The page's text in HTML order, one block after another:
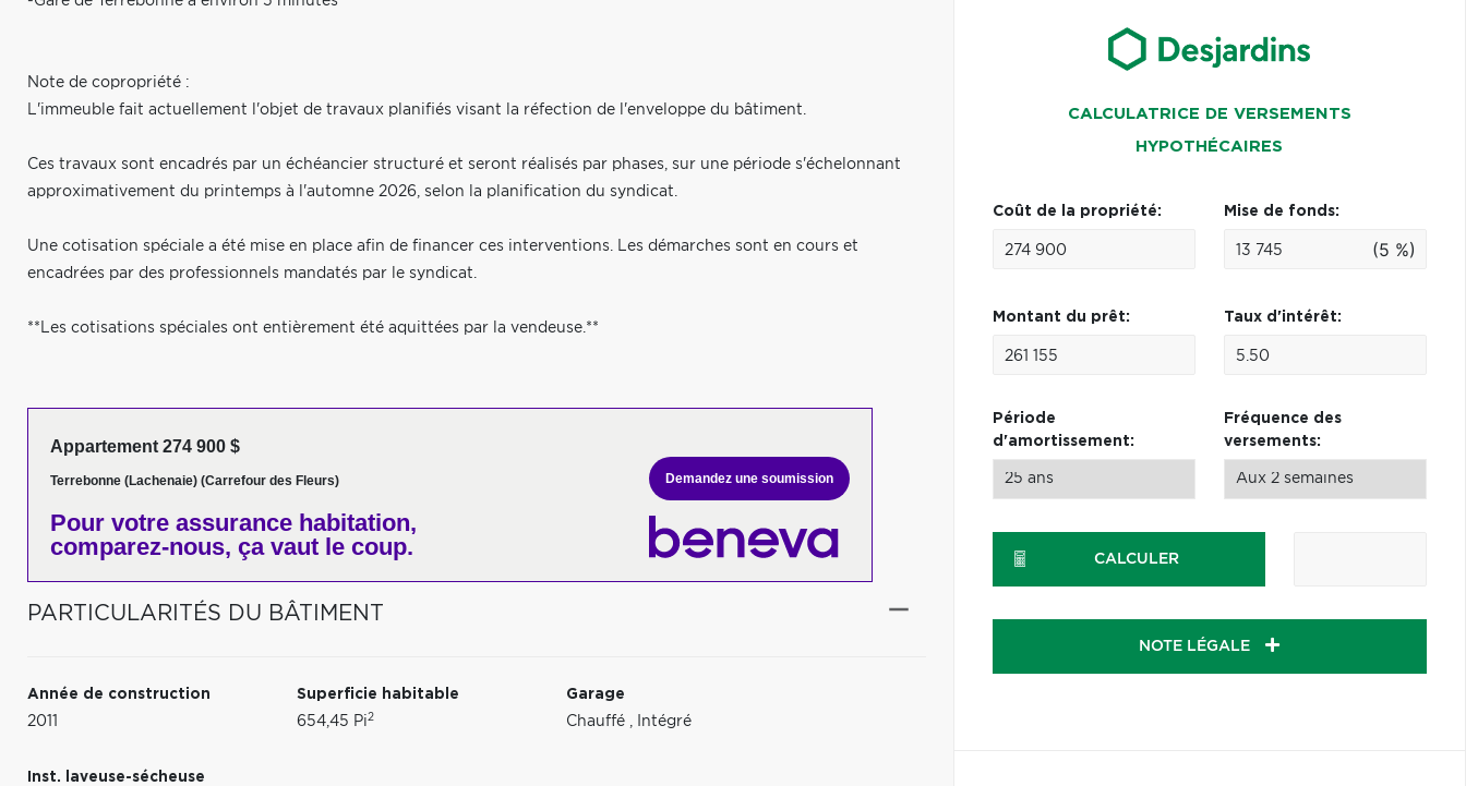
Note de copropriété :
L'immeuble fait actuellement l'objet de travaux planifiés visant la réfection de l'enveloppe du bâtiment.
Ces travaux sont encadrés par un échéancier structuré et seront réalisés par phases, sur une période s'échelonnant
approximativement du printemps à l'automne 2026, selon la planification du syndicat.
Une cotisation spéciale a été mise en place afin de financer ces interventions. Les démarches sont en cours et
encadrées par des professionnels mandatés par le syndicat.
**Les cotisations spéciales ont entièrement été aquittées par la vendeuse.**
Appartement 274 900 $
Terrebonne (Lachenaie) (Carrefour des Fleurs)
Pour votre assurance habitation,
comparez-nous, ça vaut le coup.
Demandez une soumission
PARTICULARITÉS DU BÂTIMENT
Année de construction
2011
Superficie habitable
654,45 Pi2
Garage
Chauffé , Intégré
Inst. laveuse-sécheuse
CALCULATRICE DE VERSEMENTS
HYPOTHÉCAIRES
Coût de la propriété: Mise de fonds:
(5 %)
Montant du prêt: Taux d'intérêt:
Période
d'amortissement:
Fréquence des
versements:
CALCULER
NOTE LÉGALE